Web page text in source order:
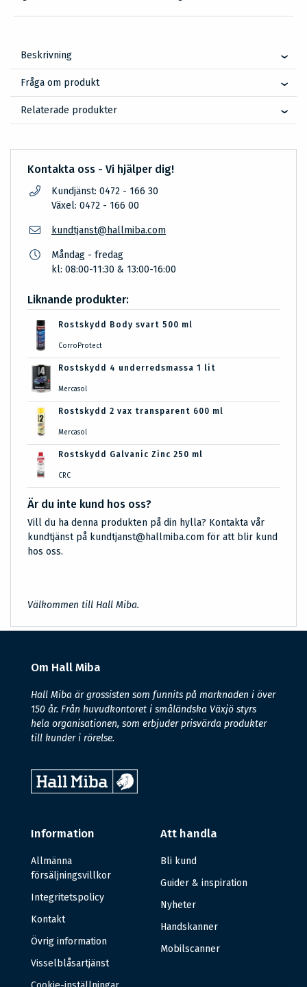
Beskrivning
Fråga om produkt
Relaterade produkter
Kontakta oss - Vi hjälper dig!
Kundjänst: 0472 - 166 30
Växel: 0472 - 166 00
kundtjanst@hallmiba.com
Måndag - fredag
kl: 08:00-11:30 & 13:00-16:00
Liknande produkter:
Rostskydd Body svart 500 ml
CorroProtect
Rostskydd 4 underredsmassa 1 lit
Mercasol
Rostskydd 2 vax transparent 600 ml
Mercasol
Rostskydd Galvanic Zinc 250 ml
CRC
Är du inte kund hos oss?
Vill du ha denna produkten på din hylla? Kontakta vår
kundtjänst på kundtjanst@hallmiba.com för att blir kund
hos oss.
Välkommen till Hall Miba.
Om Hall Miba
Hall Miba är grossisten som funnits på marknaden i över
150 år. Från huvudkontoret i småländska Växjö styrs
hela organisationen, som erbjuder prisvärda produkter
till kunder i rörelse.
Information
Allmänna
försäljningsvillkor
Integritetspolicy
Kontakt
Övrig information
Visselblåsartjänst
Att handla
Bli kund
Guider & inspiration
Nyheter
Handskanner
Mobilscanner